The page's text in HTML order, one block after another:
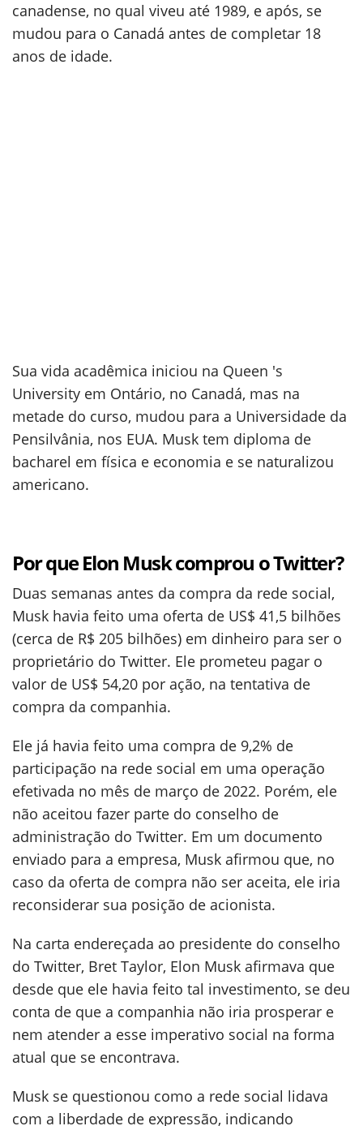
canadense, no qual viveu até 1989, e após, se
mudou para o Canadá antes de completar 18
anos de idade.
Sua vida acadêmica iniciou na Queen 's
University em Ontário, no Canadá, mas na
metade do curso, mudou para a Universidade da
Pensilvânia, nos EUA. Musk tem diploma de
bacharel em física e economia e se naturalizou
americano.
Por que Elon Musk comprou o Twitter?
Duas semanas antes da compra da rede social,
Musk havia feito uma oferta de US$ 41,5 bilhões
(cerca de R$ 205 bilhões) em dinheiro para ser o
proprietário do Twitter. Ele prometeu pagar o
valor de US$ 54,20 por ação, na tentativa de
compra da companhia.
Ele já havia feito uma compra de 9,2% de
participação na rede social em uma operação
efetivada no mês de março de 2022. Porém, ele
não aceitou fazer parte do conselho de
administração do Twitter. Em um documento
enviado para a empresa, Musk afirmou que, no
caso da oferta de compra não ser aceita, ele iria
reconsiderar sua posição de acionista.
Na carta endereçada ao presidente do conselho
do Twitter, Bret Taylor, Elon Musk afirmava que
desde que ele havia feito tal investimento, se deu
conta de que a companhia não iria prosperar e
nem atender a esse imperativo social na forma
atual que se encontrava.
Musk se questionou como a rede social lidava
com a liberdade de expressão, indicando